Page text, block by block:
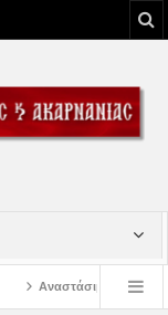
στην Παλαιοκαρυά